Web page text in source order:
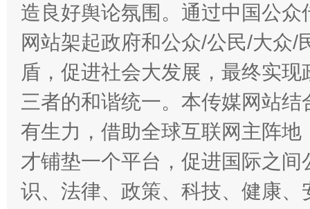
造良好舆论氛围。通过中国公
网站架起政府和公众/公民/大众
盾，促进社会大发展，最终实
三者的和谐统一。本传媒网站
有生力，借助全球互联网主阵
才铺垫一个平台，促进国际之
识、法律、政策、科技、健康